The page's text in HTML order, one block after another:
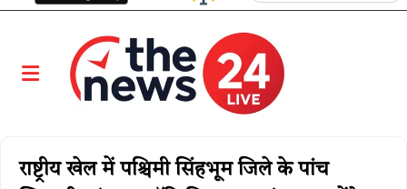
राष्ट्रीय खेल में पश्चिमी सिंहभूम जिले के पांच